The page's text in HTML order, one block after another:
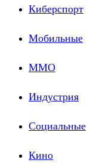
Киберспорт
Мобильные
ММО
Индустрия
Социальные
Кино